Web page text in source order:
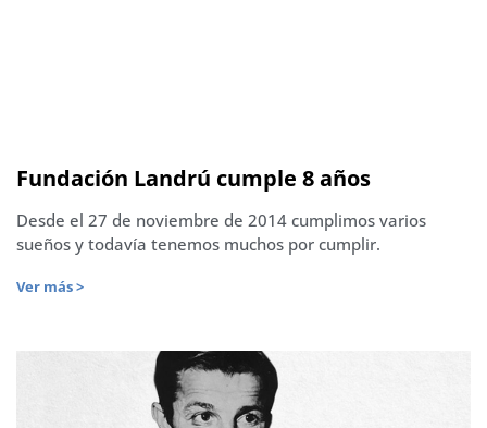
Fundación Landrú cumple 8 años
Desde el 27 de noviembre de 2014 cumplimos varios
sueños y todavía tenemos muchos por cumplir.
Ver más >